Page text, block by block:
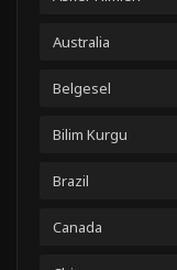
Australia
Belgesel
Bilim Kurgu
Brazil
Canada